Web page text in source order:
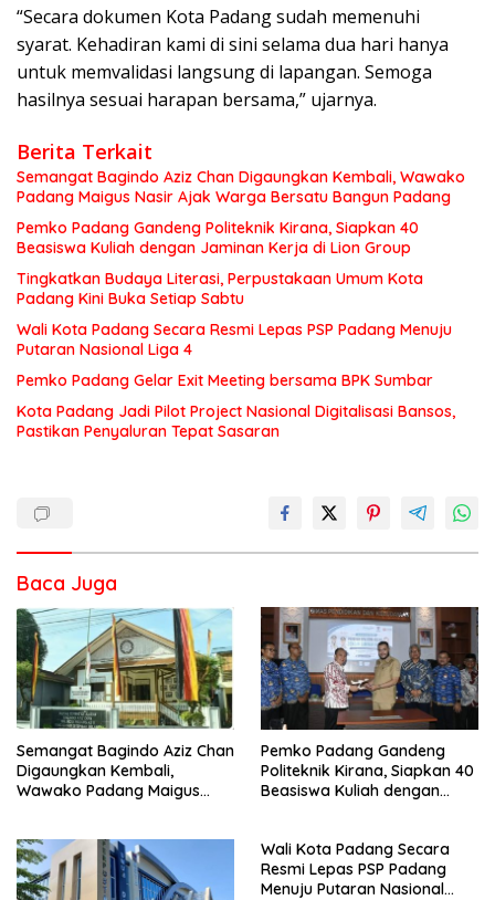
“Secara dokumen Kota Padang sudah memenuhi
syarat. Kehadiran kami di sini selama dua hari hanya
untuk memvalidasi langsung di lapangan. Semoga
hasilnya sesuai harapan bersama,” ujarnya.
Berita Terkait
Semangat Bagindo Aziz Chan Digaungkan Kembali, Wawako
Padang Maigus Nasir Ajak Warga Bersatu Bangun Padang
Pemko Padang Gandeng Politeknik Kirana, Siapkan 40
Beasiswa Kuliah dengan Jaminan Kerja di Lion Group
Tingkatkan Budaya Literasi, Perpustakaan Umum Kota
Padang Kini Buka Setiap Sabtu
Wali Kota Padang Secara Resmi Lepas PSP Padang Menuju
Putaran Nasional Liga 4
Pemko Padang Gelar Exit Meeting bersama BPK Sumbar
Kota Padang Jadi Pilot Project Nasional Digitalisasi Bansos,
Pastikan Penyaluran Tepat Sasaran
Baca Juga
Semangat Bagindo Aziz Chan
Digaungkan Kembali,
Wawako Padang Maigus
Pemko Padang Gandeng
Politeknik Kirana, Siapkan 40
Beasiswa Kuliah dengan
Wali Kota Padang Secara
Resmi Lepas PSP Padang
Menuju Putaran Nasional